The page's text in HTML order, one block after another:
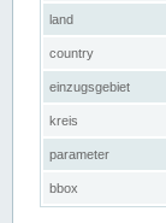
land
country
einzugsgebiet
kreis
parameter
bbox